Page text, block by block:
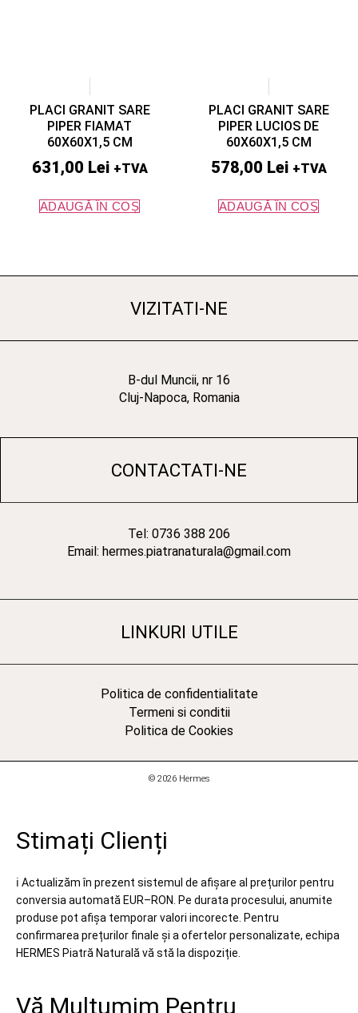
PLACI GRANIT SARE
PIPER FIAMAT
60X60X1,5 CM
631,00 Lei +TVA
ADAUGĂ ÎN COȘ
PLACI GRANIT SARE
PIPER LUCIOS DE
60X60X1,5 CM
578,00 Lei +TVA
ADAUGĂ ÎN COȘ
VIZITATI-NE
B-dul Muncii, nr 16
Cluj-Napoca, Romania
CONTACTATI-NE
Tel: 0736 388 206
Email: hermes.piatranaturala@gmail.com
LINKURI UTILE
Politica de confidentialitate
Termeni si conditii
Politica de Cookies
© 2026 Hermes
Stimați Clienți
ℹ️ Actualizăm în prezent sistemul de afișare al prețurilor pentru
conversia automată EUR–RON. Pe durata procesului, anumite
produse pot afișa temporar valori incorecte. Pentru
confirmarea prețurilor finale și a ofertelor personalizate, echipa
HERMES Piatră Naturală vă stă la dispoziție.
Vă Mulțumim Pentru